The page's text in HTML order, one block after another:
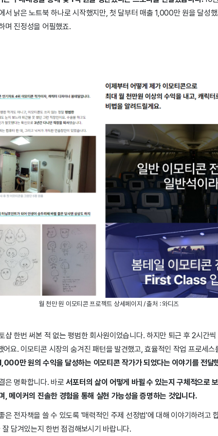
서 낡은 노트북 하나로 시작했지만, 첫 달부터 매출 1,000만 원을 달성
며 진정성을 어필했죠.
월 천만 원 이모티콘 프로젝트 상세페이지 / 출처 : 와디즈
샵 한번 써본 적 없는 평범한 회사원이었습니다. 하지만 퇴근 후 2시간
어요. 이모티콘 시장의 숨겨진 패턴을 발견했고, 효율적인 작업 프로세스
만 원의 수익을 달성하는 이모티콘 작가가 되었다는 이야기를 전달
은 명확합니다. 바로서포터의 삶이 어떻게 바뀔 수 있는지 구체적으로
, 메이커의 진솔한 경험을 통해 실현 가능성을 증명하는 것입니다.
은 전자책을 쓸 수 있도록 '매력적인 주제 선정법'에 대해 이야기하려고
담겨있는지 한번 점검해보시기 바랍니다.